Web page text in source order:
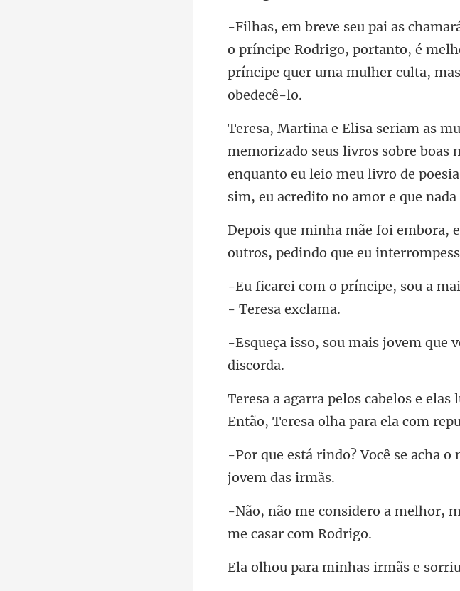
o príncipe Rodrigo, portanto, é
pr
boas
enquanto eu leio meu livro de
out
a
m que
Então, Teresa olh
cha o
ra minhas ir